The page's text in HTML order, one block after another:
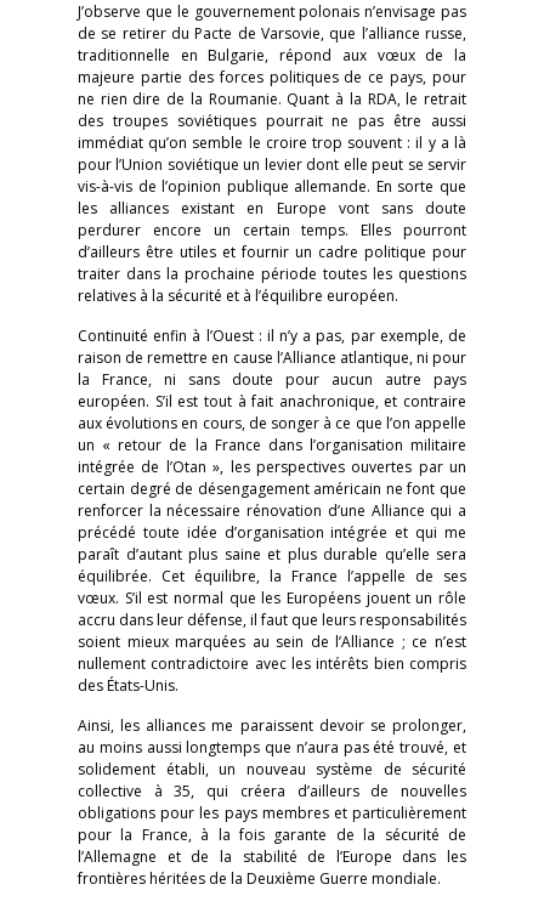
J’observe que le gouvernement polonais n’envisage pas
de se retirer du Pacte de Varsovie, que l’alliance russe,
traditionnelle en Bulgarie, répond aux vœux de la
majeure partie des forces politiques de ce pays, pour
ne rien dire de la Roumanie. Quant à la RDA, le retrait
des troupes soviétiques pourrait ne pas être aussi
immédiat qu’on semble le croire trop souvent : il y a là
pour l’Union soviétique un levier dont elle peut se servir
vis-à-vis de l’opinion publique allemande. En sorte que
les alliances existant en Europe vont sans doute
perdurer encore un certain temps. Elles pourront
d’ailleurs être utiles et fournir un cadre politique pour
traiter dans la prochaine période toutes les questions
relatives à la sécurité et à l’équilibre européen.
Continuité enfin à l’Ouest : il n’y a pas, par exemple, de
raison de remettre en cause l’Alliance atlantique, ni pour
la France, ni sans doute pour aucun autre pays
européen. S’il est tout à fait anachronique, et contraire
aux évolutions en cours, de songer à ce que l’on appelle
un « retour de la France dans l’organisation militaire
intégrée de l’Otan », les perspectives ouvertes par un
certain degré de désengagement américain ne font que
renforcer la nécessaire rénovation d’une Alliance qui a
précédé toute idée d’organisation intégrée et qui me
paraît d’autant plus saine et plus durable qu’elle sera
équilibrée. Cet équilibre, la France l’appelle de ses
vœux. S’il est normal que les Européens jouent un rôle
accru dans leur défense, il faut que leurs responsabilités
soient mieux marquées au sein de l’Alliance ; ce n’est
nullement contradictoire avec les intérêts bien compris
des États-Unis.
Ainsi, les alliances me paraissent devoir se prolonger,
au moins aussi longtemps que n’aura pas été trouvé, et
solidement établi, un nouveau système de sécurité
collective à 35, qui créera d’ailleurs de nouvelles
obligations pour les pays membres et particulièrement
pour la France, à la fois garante de la sécurité de
l’Allemagne et de la stabilité de l’Europe dans les
frontières héritées de la Deuxième Guerre mondiale.